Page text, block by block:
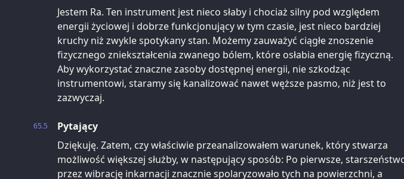
Jestem Ra. Ten instrument jest nieco słaby i chociaż silny pod względem
energii życiowej i dobrze funkcjonujący w tym czasie, jest nieco bardziej
kruchy niż zwykle spotykany stan. Możemy zauważyć ciągłe znoszenie
fizycznego zniekształcenia zwanego bólem, które osłabia energię fizyczną.
Aby wykorzystać znaczne zasoby dostępnej energii, nie szkodząc
instrumentowi, staramy się kanalizować nawet węższe pasmo, niż jest to
zazwyczaj.
65.5
Pytający
Dziękuję. Zatem, czy właściwie przeanalizowałem warunek, który stwarza
możliwość większej służby, w następujący sposób: Po pierwsze,
przez wibrację inkarnacji znacznie spolaryzowało tych na powierzchni, a